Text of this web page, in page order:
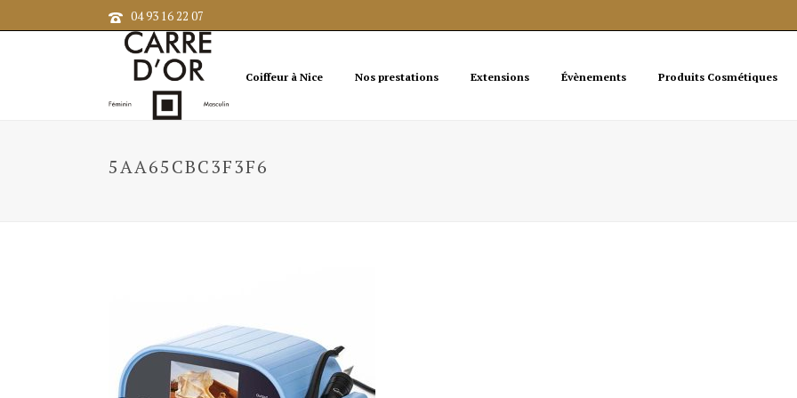
04 93 16 22 07
Coiffeur à Nice Nos prestations Extensions Évènements Produits Cosmétiques
5AA65CBC3F3F6